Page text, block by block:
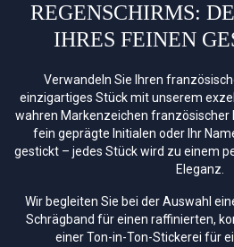
REGENSCHIRMS:
IHRES FEINEN
Verwandeln Sie Ihren
einzigartiges Stück mit unserem
wahren Markenzeichen französischer
fein geprägte Initialen oder Ihr
gestickt – jedes Stück wird zu einem
Eleganz.
Wir begleiten Sie bei der Auswahl
Schrägband für einen raffinierten,
einer Ton-in-Ton-Stickerei für